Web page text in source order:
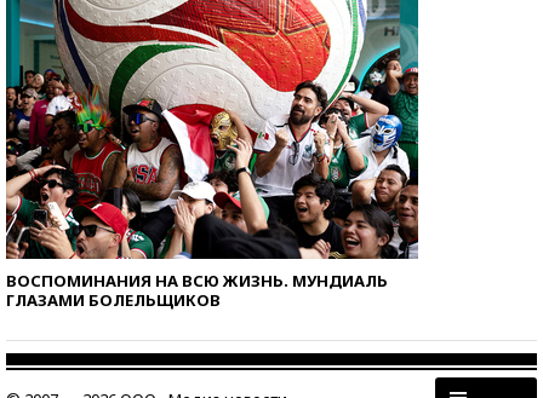
ВОСПОМИНАНИЯ НА ВСЮ ЖИЗНЬ. МУНДИАЛЬ
ГЛАЗАМИ БОЛЕЛЬЩИКОВ